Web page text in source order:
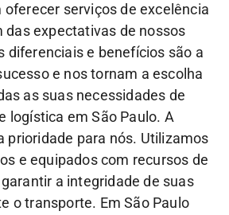
serviços de excelência
das expectativas de nossos
diferenciais e benefícios são a
e nos tornam a escolha
as suas necessidades de
logística em São Paulo. A
prioridade para nós. Utilizamos
e equipados com recursos de
a integridade de suas
o transporte. Em São Paulo